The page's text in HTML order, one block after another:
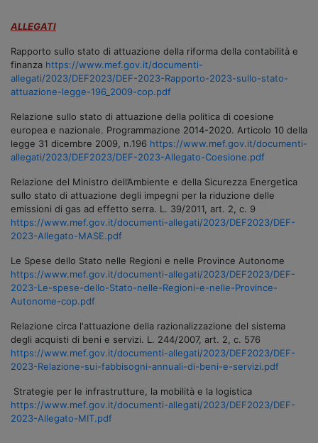
ALLEGATI
Rapporto sullo stato di attuazione della riforma della contabilità e
finanza https://www.mef.gov.it/documenti-
allegati/2023/DEF2023/DEF-2023-Rapporto-2023-sullo-stato-
attuazione-legge-196_2009-cop.pdf
Relazione sullo stato di attuazione della politica di coesione
europea e nazionale. Programmazione 2014-2020. Articolo 10 della
legge 31 dicembre 2009, n.196 https://www.mef.gov.it/documenti-
allegati/2023/DEF2023/DEF-2023-Allegato-Coesione.pdf
Relazione del Ministro dell’Ambiente e della Sicurezza Energetica
sullo stato di attuazione degli impegni per la riduzione delle
emissioni di gas ad effetto serra. L. 39/2011, art. 2, c. 9
https://www.mef.gov.it/documenti-allegati/2023/DEF2023/DEF-
2023-Allegato-MASE.pdf
Le Spese dello Stato nelle Regioni e nelle Province Autonome
https://www.mef.gov.it/documenti-allegati/2023/DEF2023/DEF-
2023-Le-spese-dello-Stato-nelle-Regioni-e-nelle-Province-
Autonome-cop.pdf
Relazione circa l'attuazione della razionalizzazione del sistema
degli acquisti di beni e servizi. L. 244/2007, art. 2, c. 576
https://www.mef.gov.it/documenti-allegati/2023/DEF2023/DEF-
2023-Relazione-sui-fabbisogni-annuali-di-beni-e-servizi.pdf
Strategie per le infrastrutture, la mobilità e la logistica
https://www.mef.gov.it/documenti-allegati/2023/DEF2023/DEF-
2023-Allegato-MIT.pdf